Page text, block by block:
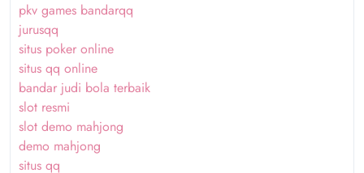
pkv games bandarqq
jurusqq
situs poker online
situs qq online
bandar judi bola terbaik
slot resmi
slot demo mahjong
demo mahjong
situs qq